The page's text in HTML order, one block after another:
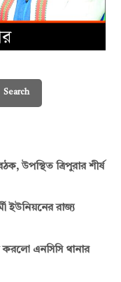
Search
উপস্থিত ত্রিপুরার শীর্ষ
ইউনিয়নের রাজ্য
করলো এনসিসি থানার